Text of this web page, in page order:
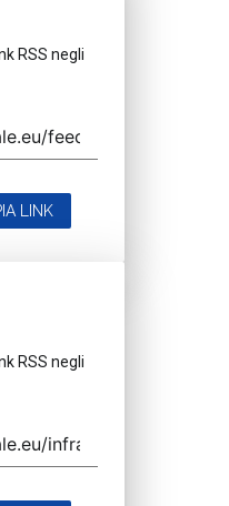
RSS negli
LINK
RSS negli